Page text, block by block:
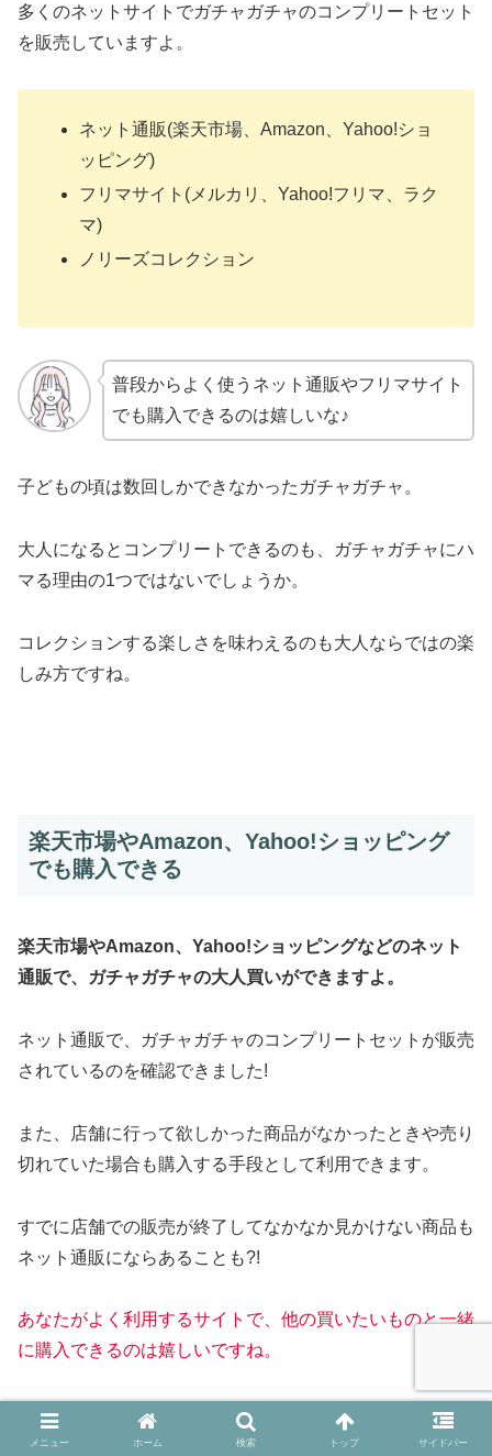
多くのネットサイトでガチャガチャのコンプリートセット
を販売していますよ。
ネット通販(楽天市場、Amazon、Yahoo!ショ
ッピング)
フリマサイト(メルカリ、Yahoo!フリマ、ラク
マ)
ノリーズコレクション
普段からよく使うネット通販やフリマサイト
でも購入できるのは嬉しいな♪
子どもの頃は数回しかできなかったガチャガチャ。
大人になるとコンプリートできるのも、ガチャガチャにハ
マる理由の1つではないでしょうか。
コレクションする楽しさを味わえるのも大人ならではの楽
しみ方ですね。
楽天市場やAmazon、Yahoo!ショッピング
でも購入できる
楽天市場やAmazon、Yahoo!ショッピングなどのネット
通販で、ガチャガチャの大人買いができますよ。
ネット通販で、ガチャガチャのコンプリートセットが販売
されているのを確認できました!
また、店舗に行って欲しかった商品がなかったときや売り
切れていた場合も購入する手段として利用できます。
すでに店舗での販売が終了してなかなか見かけない商品も
ネット通販にならあることも?!
あなたがよく利用するサイトで、他の買いたいものと一緒
に購入できるのは嬉しいですね。
チェック
ガチャガチャのコンプリートセットを探す
【楽天】
メニュー ホーム 検索 トップ サイドバー